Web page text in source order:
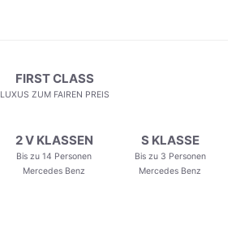
FIRST CLASS
LUXUS ZUM FAIREN PREIS
2 V KLASSEN
Bis zu 14 Personen
Mercedes Benz
S KLASSE
Bis zu 3 Personen
Mercedes Benz